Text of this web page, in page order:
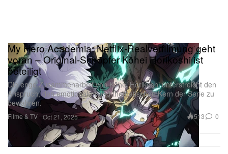
Filme & TV
My Hero Academia: Netflix-Realverfilmung geht
voran – Original-Schöpfer Kōhei Horikoshi ist
beteiligt
Die enge Zusammenarbeit von Kōhei Horikoshi unterstreicht den
Anspruch, den emotionalen und thematischen Kern der Serie zu
bewahren.
Oct 21, 2025 513 0